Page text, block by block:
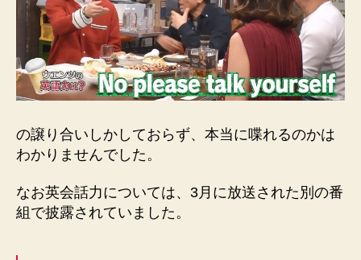
の譲り合いしかしておらず、本当に喋れるのかは
わかりませんでした。
なお英会話力については、3月に放送された別の番
組で披露されていました。